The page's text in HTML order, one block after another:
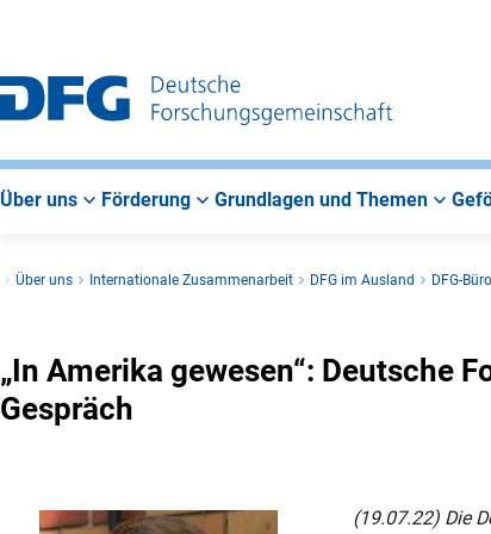
Über uns Förderung Grundlagen und Themen
Über uns Internationale Zusammenarbeit DFG im Ausland DFG-
„In Amerika gewesen“: Deutsche
Gespräch
(19.07.22) Die